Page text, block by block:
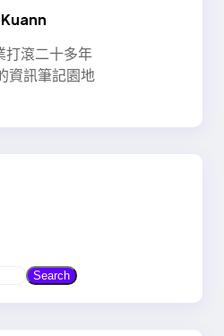
Kuann
打滾二十多年
資訊筆記園地
Search